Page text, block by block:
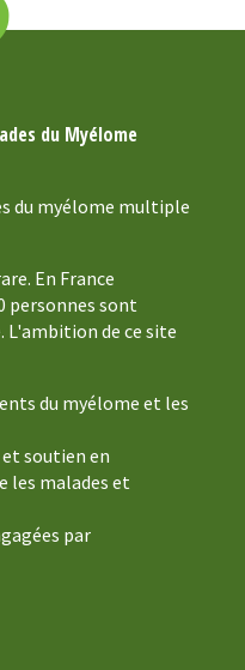
du Myélome
du myélome multiple
En France
personnes sont
de ce site
du myélome et les
soutien en
les malades et
par